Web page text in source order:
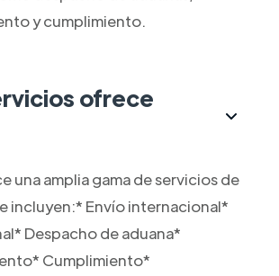
y cumplimiento.
ofrece
una amplia gama de servicios de
incluyen:* Envío internacional*
Despacho de aduana*
Cumplimiento*